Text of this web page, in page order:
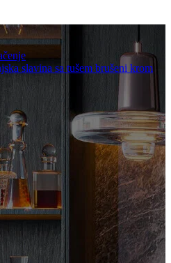
slavina sa tušem brušeni krom